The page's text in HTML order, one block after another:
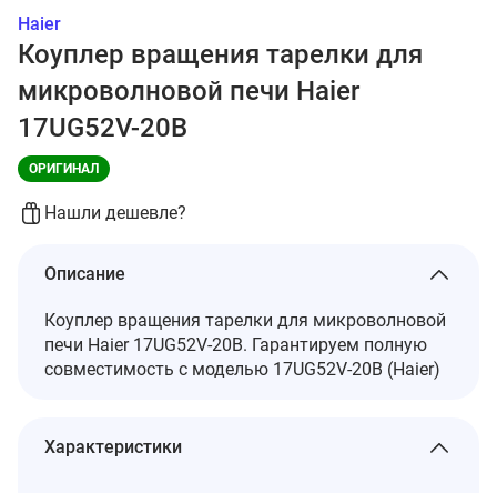
Haier
Коуплер вращения тарелки для
микроволновой печи Haier
17UG52V-20B
ОРИГИНАЛ
Нашли дешевле?
Описание
Коуплер вращения тарелки для микроволновой
печи Haier 17UG52V-20B. Гарантируем полную
совместимость с моделью 17UG52V-20B (Haier)
Характеристики